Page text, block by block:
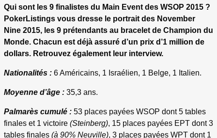
Qui sont les 9 finalistes du Main Event des WSOP 2015 ?
PokerListings vous dresse le portrait des November
Nine 2015, les 9 prétendants au bracelet de Champion du
Monde. Chacun est déjà assuré d’un prix d’1 million de
dollars. Retrouvez également leur interview.
Nationalités : 6 Américains, 1 Israélien, 1 Belge, 1 Italien.
Moyenne d’âge : 35,3 ans.
Palmarès cumulé : 53 places payées WSOP dont 5 tables
finales et 1 victoire (Steinberg), 15 places payées EPT dont 3
tables finales (à 90% Neuville), 3 places payées WPT dont 1